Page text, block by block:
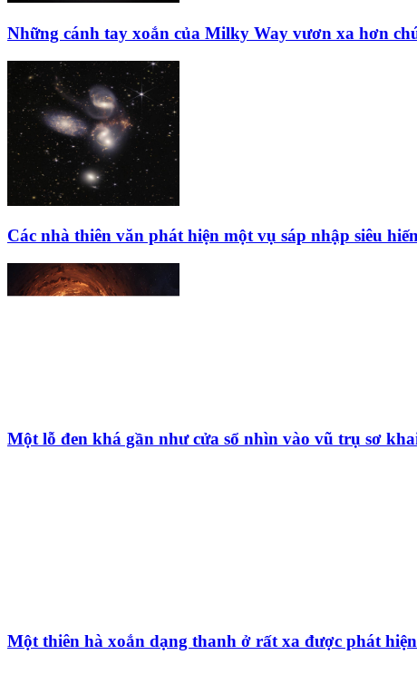
Những cánh tay xoắn của Milky Way vươn xa hơn
Các nhà thiên văn phát hiện một vụ sáp nhập siêu
Một lỗ đen khá gần như cửa sổ nhìn vào vũ trụ sơ
Một thiên hà xoắn dạng thanh ở rất xa được phát